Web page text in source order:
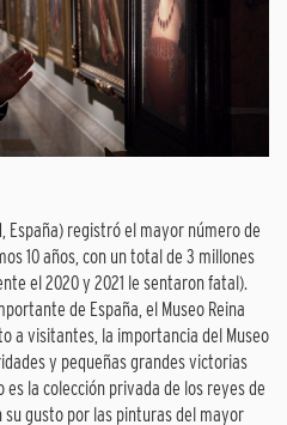
España) registró el mayor número de
10 años, con un total de 3 millones
el 2020 y 2021 le sentaron fatal).
de España, el Museo Reina
a visitantes, la importancia del Museo
y pequeñas grandes victorias
la colección privada de los reyes de
su gusto por las pinturas del mayor